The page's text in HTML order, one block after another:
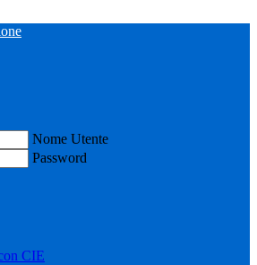
Nome Utente
Password
CIE